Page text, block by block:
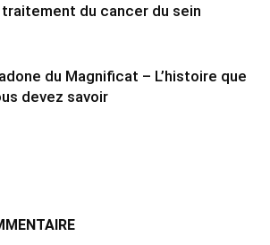
du cancer du sein
du Magnificat – L’histoire que
devez savoir